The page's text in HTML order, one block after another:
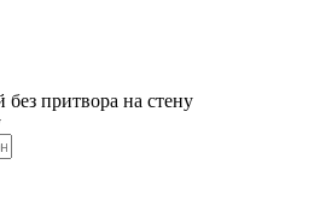
притвора на стену